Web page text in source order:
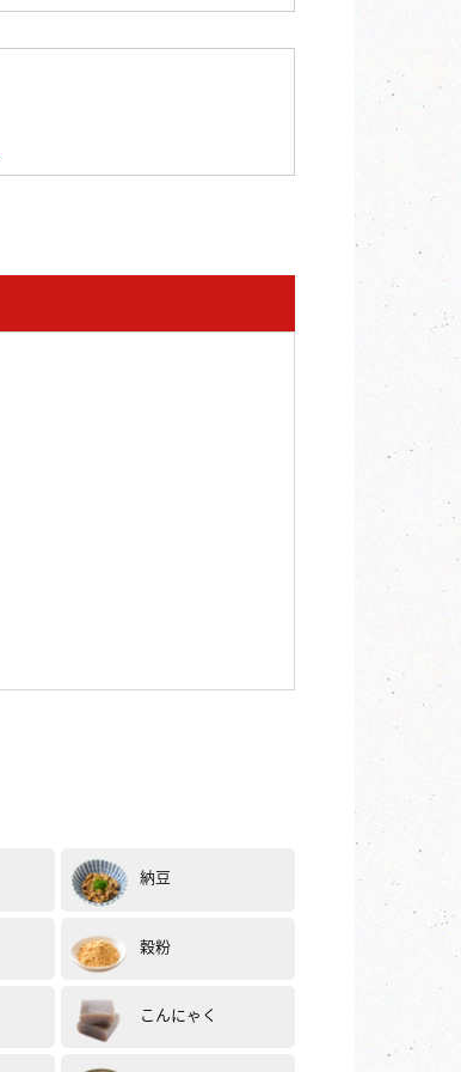
納豆
穀粉
こんにゃく